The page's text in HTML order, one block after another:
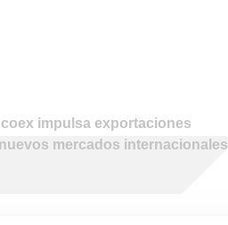
impulsa exportaciones
mercados internacionales